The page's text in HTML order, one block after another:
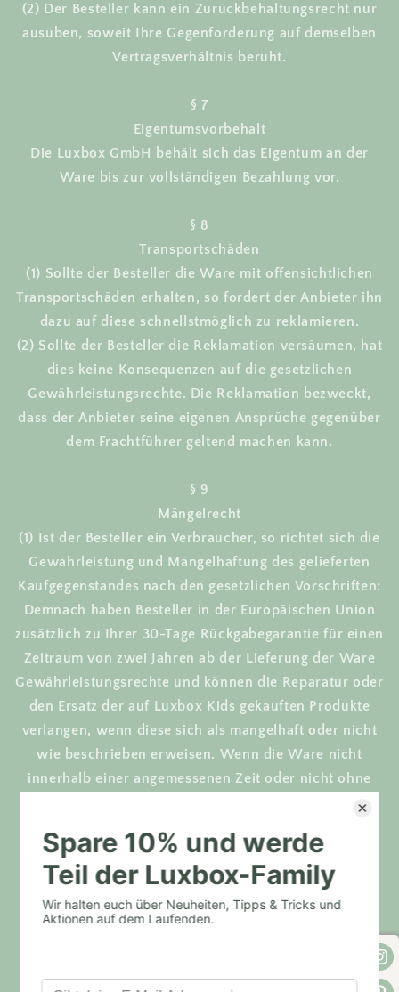
(2) Der Besteller kann ein Zurückbehaltungsrecht nur
ausüben, soweit Ihre Gegenforderung auf demselben
Vertragsverhältnis beruht.
§ 7
Eigentumsvorbehalt
Die Luxbox GmbH behält sich das Eigentum an der
Ware bis zur vollständigen Bezahlung vor.
§ 8
Transportschäden
(1) Sollte der Besteller die Ware mit offensichtlichen
Transportschäden erhalten, so fordert der Anbieter ihn
dazu auf diese schnellstmöglich zu reklamieren.
(2) Sollte der Besteller die Reklamation versäumen, hat
dies keine Konsequenzen auf die gesetzlichen
Gewährleistungsrechte. Die Reklamation bezweckt,
dass der Anbieter seine eigenen Ansprüche gegenüber
dem Frachtführer geltend machen kann.
§ 9
Mängelrecht
(1) Ist der Besteller ein Verbraucher, so richtet sich die
Gewährleistung und Mängelhaftung des gelieferten
Kaufgegenstandes nach den gesetzlichen Vorschriften:
Demnach haben Besteller in der Europäischen Union
zusätzlich zu Ihrer 30-Tage Rückgabegarantie für einen
Zeitraum von zwei Jahren ab der Lieferung der Ware
Gewährleistungsrechte und können die Reparatur oder
den Ersatz der auf Luxbox Kids gekauften Produkte
verlangen, wenn diese sich als mangelhaft oder nicht
wie beschrieben erweisen. Wenn die Ware nicht
innerhalb einer angemessenen Zeit oder nicht ohne
Schwierigkeiten repariert oder ersetzt werden kann,
Kaufpreises verlangen.
(2) Im Fall von gebrauchten Waren kann die
Gewährleistungsfrist kürzer als zwei Jahre sein.
(3) Ist der Besteller kein Verbraucher, so wird der